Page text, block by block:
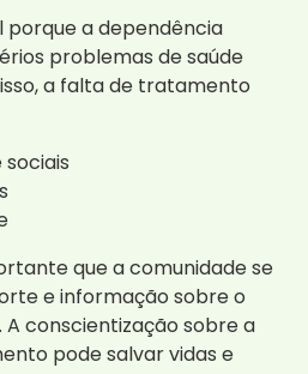
a dependência
problemas de saúde
a falta de tratamento
que a comunidade se
e informação sobre o
conscientização sobre a
pode salvar vidas e